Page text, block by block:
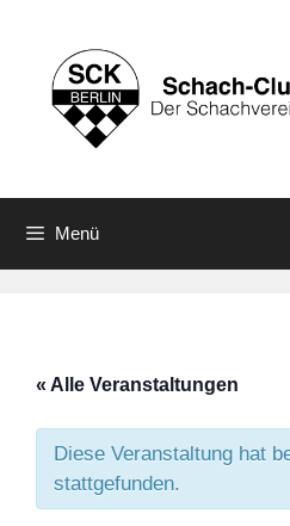
springen
Menü
« Alle Veranstaltungen
Diese Veranstaltung hat
stattgefunden.